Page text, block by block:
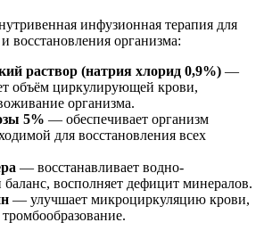
инфузионная терапия для
восстановления организма:
раствор (натрия хлорид 0,9%) —
объём циркулирующей крови,
организма.
5% — обеспечивает организм
для восстановления всех
— восстанавливает водно-
восполняет дефицит минералов.
— улучшает микроциркуляцию крови,